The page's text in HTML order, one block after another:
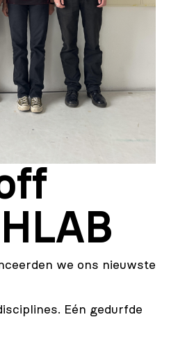
we ons nieuwste
Eén gedurfde